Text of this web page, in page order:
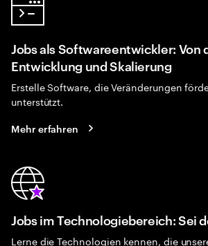
Jobs als Softwareentwickler: Von
Entwicklung und Skalierung
Erstelle Software, die Veränderungen
unterstützt.
Mehr erfahren
Jobs im Technologiebereich: Sei
Lerne die Technologien kennen, die